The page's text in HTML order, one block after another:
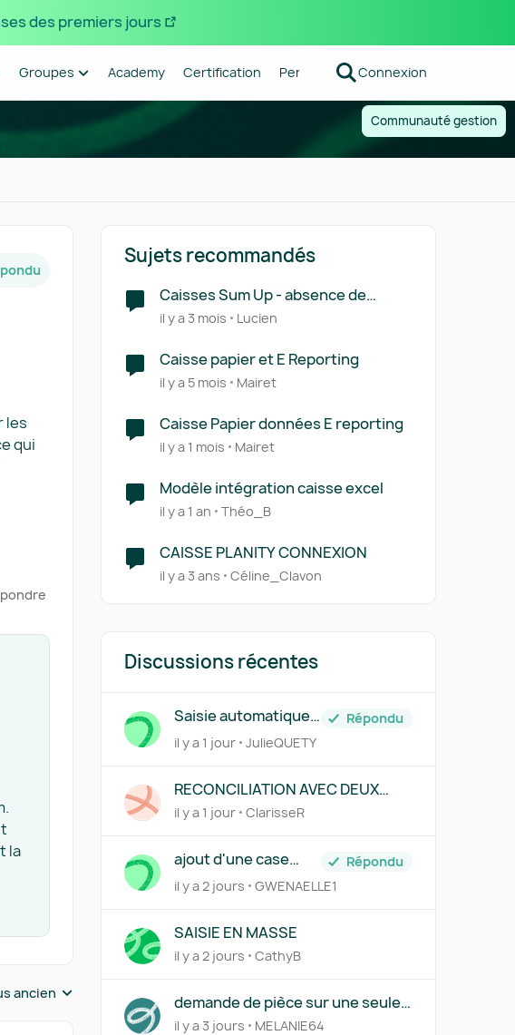
des premiers jours
Groupes Academy Certification Pennylane Centre d'aide
Connexion
Communauté gestion
les
qui
la
triées par
ancien
Sujets recommandés
Caisses Sum Up - absence de
connexion API
il y a 3 mois Lucien
Caisse papier et E Reporting
il y a 5 mois Mairet
Caisse Papier données E reporting
il y a 1 mois Mairet
Modèle intégration caisse excel
il y a 1 an Théo_B
CAISSE PLANITY CONNEXION
il y a 3 ans Céline_Clavon
Discussions récentes
Saisie automatique
des factures traitée
par Pennylane
Répondu
il y a 1 jour JulieQUETY
RECONCILIATION AVEC DEUX
REGLEMENTS
il y a 1 jour ClarisseR
ajout d'une case
siren+suffixe
Répondu
il y a 2 jours
GWENAELLE1
SAISIE EN MASSE
il y a 2 jours CathyB
demande de pièce sur une seule
ligne d'une transaction
il y a 3 jours MELANIE64